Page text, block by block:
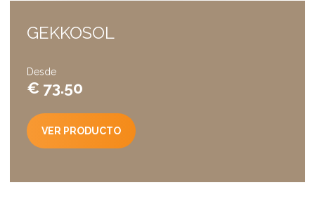
GEKKOSOL
Desde
€ 73.50
VER PRODUCTO